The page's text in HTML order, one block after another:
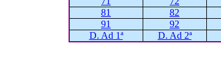
81
82
91
92
D. Ad 1ª
D. Ad 2ª